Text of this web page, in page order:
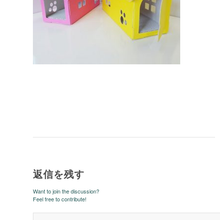
返信を残す
Want to join the discussion?
Feel free to contribute!